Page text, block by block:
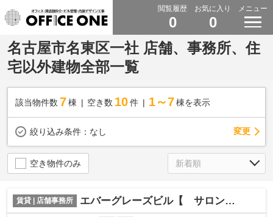
閲覧履歴
0
お気に入り
0
メニュー
名古屋市名東区一社 店舗、事務所、住
宅以外建物全部一覧
該当物件数 7棟 空き数 10 件 1～7 棟を表示
絞り込み条件： なし 変更
空き物件のみ
賃貸 | 店舗事務所 エバーグレーズビル【 サロン系おすすめ 】